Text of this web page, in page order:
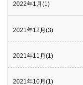
2022年1月(1)
2021年12月(3)
2021年11月(1)
2021年10月(1)